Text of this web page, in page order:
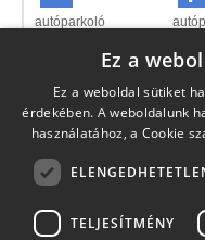
autóparkoló
állatok
Saját
Fiatalok
Ez a
Ez a weboldal sütiket
érdekében. A weboldalunk
használatához, a Cookie
TELJESÍTMÉNY